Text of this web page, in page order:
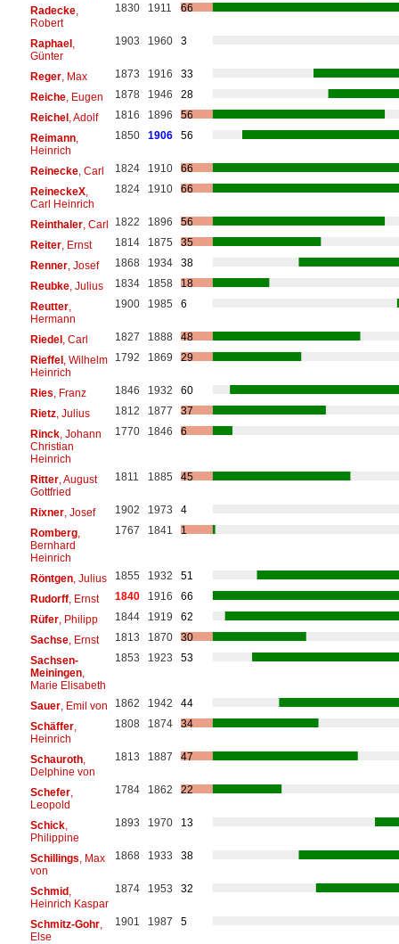
Radecke,
Robert
1830 1911 66
Raphael,
Günter
1903 1960 3
Reger, Max 1873 1916
33
Reiche, Eugen 1878 1946
28
Reichel, Adolf 1816 1896
56
Reimann,
Heinrich
1850 1906 56
Reinecke, Carl 1824 1910
66
ReineckeX,
Carl Heinrich
1824 1910 66
Reinthaler, Carl 1822 1896
56
Reiter, Ernst 1814 1875
35
Renner, Josef 1868 1934
38
Reubke, Julius 1834 1858
18
Reutter,
Hermann
1900 1985 6
Riedel, Carl 1827 1888
48
Rieffel, Wilhelm
Heinrich
1792 1869 29
Ries , Franz 1846 1932
60
Rietz, Julius 1812 1877
37
Rinck, Johann
Christian
Heinrich
1770 1846 6
Ritter, August
Gottfried
1811 1885 45
Rixner, Josef 1902 1973
4
Romberg,
Bernhard
Heinrich
1767 1841 1
Röntgen, Julius 1855 1932
51
Rudorff, Ernst 1840 1916
66
Rüfer, Philipp 1844 1919
62
Sachse, Ernst 1813 1870
30
Sachsen-
Meiningen,
Marie Elisabeth
1853 1923 53
Sauer, Emil von 1862 1942
44
Schäffer,
Heinrich
1808 1874 34
Schauroth,
Delphine von
1813 1887 47
Schefer,
Leopold
1784 1862 22
Schick,
Philippine
1893 1970 13
Schillings , Max
von
1868 1933 38
Schmid,
Heinrich Kaspar
1874 1953 32
Schmitz-Gohr,
Else
1901 1987 5